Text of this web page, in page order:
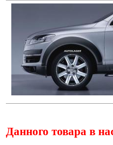
Данного товара в